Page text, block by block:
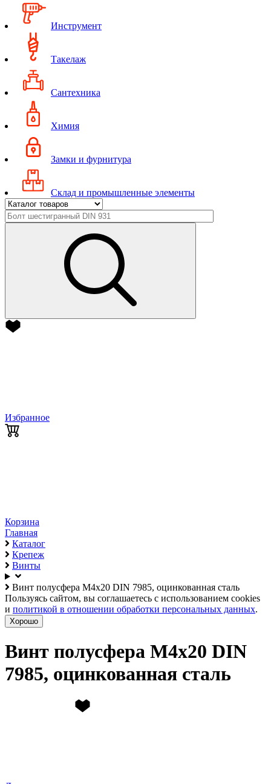
Инструмент
Такелаж
Сантехника
Химия
Замки и фурнитура
Склад и промышленные элементы
Избранное
Корзина
Главная
Каталог
Крепеж
Винты
Винт полусфера М4х20 DIN 7985, оцинкованная сталь
Пользуясь сайтом, вы соглашаетесь с использованием cookies
и политикой в отношении обработки персональных данных.
Хорошо
Винт полусфера М4х20 DIN
7985, оцинкованная сталь